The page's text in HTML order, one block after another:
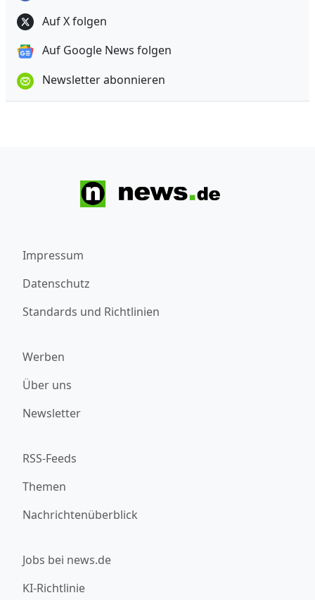
Auf X folgen
Auf Google News folgen
Newsletter abonnieren
Impressum
Datenschutz
Standards und Richtlinien
Werben
Über uns
Newsletter
RSS-Feeds
Themen
Nachrichtenüberblick
Jobs bei news.de
KI-Richtlinie